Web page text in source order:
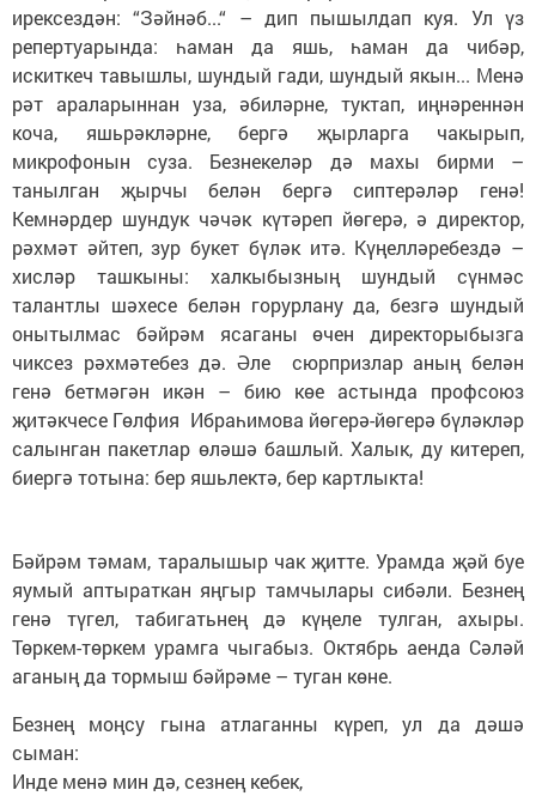
ирексездән: “Зәйнәб...“ – дип пышылдап куя. Ул үз
репертуарында: һаман да яшь, һаман да чибәр,
искиткеч тавышлы, шундый гади, шундый якын... Менә
рәт араларыннан уза, әбиләрне, туктап, иңнәреннән
коча, яшьрәкләрне, бергә җырларга чакырып,
микрофонын суза. Безнекеләр дә махы бирми –
танылган җырчы белән бергә сиптерәләр генә!
Кемнәрдер шундук чәчәк күтәреп йөгерә, ә директор,
рәхмәт әйтеп, зур букет бүләк итә. Күңелләребездә –
хисләр ташкыны: халкыбызның шундый сүнмәс
талантлы шәхесе белән горурлану да, безгә шундый
онытылмас бәйрәм ясаганы өчен директорыбызга
чиксез рәхмәтебез дә. Әле сюрпризлар аның белән
генә бетмәгән икән – бию көе астында профсоюз
җитәкчесе Гөлфия Ибраһимова йөгерә-йөгерә бүләкләр
салынган пакетлар өләшә башлый. Халык, ду китереп,
биергә тотына: бер яшьлектә, бер картлыкта!
Бәйрәм тәмам, таралышыр чак җитте. Урамда җәй буе
яумый аптыраткан яңгыр тамчылары сибәли. Безнең
генә түгел, табигатьнең дә күңеле тулган, ахыры.
Төркем-төркем урамга чыгабыз. Октябрь аенда Сәләй
аганың да тормыш бәйрәме – туган көне.
Безнең моңсу гына атлаганны күреп, ул да дәшә
сыман:
Инде менә мин дә, сезнең кебек,